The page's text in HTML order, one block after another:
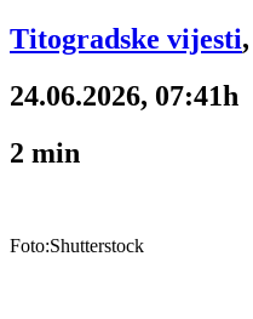
Titogradske vijesti,
24.06.2026, 07:41h
2 min
Foto:Shutterstock